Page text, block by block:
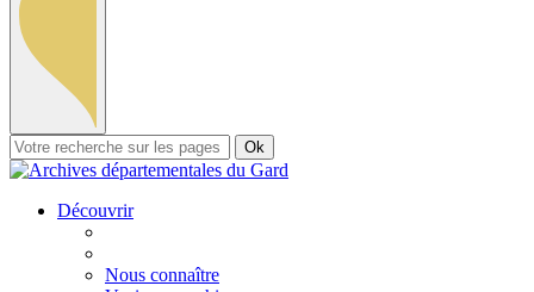
Ok
Découvrir
Nous connaître